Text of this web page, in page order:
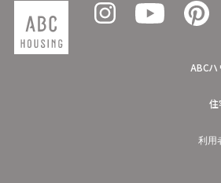
ABC
住
利用